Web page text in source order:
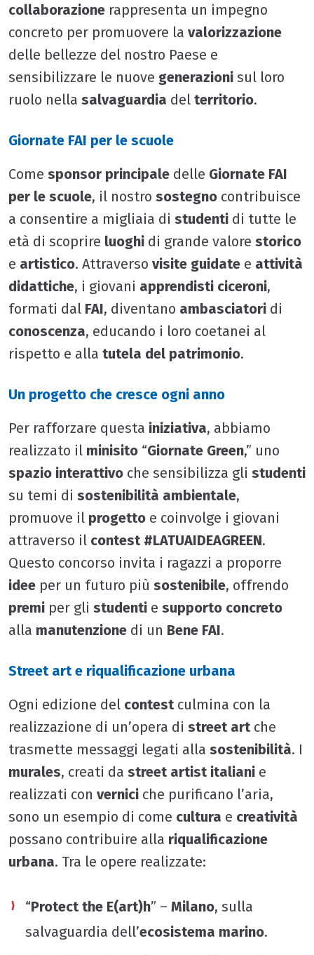
collaborazione rappresenta un impegno
concreto per promuovere la valorizzazione
delle bellezze del nostro Paese e
sensibilizzare le nuove generazioni sul loro
ruolo nella salvaguardia del territorio.
Giornate FAI per le scuole
Come sponsor principale delle Giornate FAI
per le scuole, il nostro sostegno contribuisce
a consentire a migliaia di studenti di tutte le
età di scoprire luoghi di grande valore storico
e artistico. Attraverso visite guidate e attività
didattiche, i giovani apprendisti ciceroni,
formati dal FAI, diventano ambasciatori di
conoscenza, educando i loro coetanei al
rispetto e alla tutela del patrimonio.
Un progetto che cresce ogni anno
Per rafforzare questa iniziativa, abbiamo
realizzato il minisito “Giornate Green,” uno
spazio interattivo che sensibilizza gli studenti
su temi di sostenibilità ambientale,
promuove il progetto e coinvolge i giovani
attraverso il contest #LATUAIDEAGREEN.
Questo concorso invita i ragazzi a proporre
idee per un futuro più sostenibile, offrendo
premi per gli studenti e supporto concreto
alla manutenzione di un Bene FAI.
Street art e riqualificazione urbana
Ogni edizione del contestculmina con la
realizzazione di un’opera di street artche
trasmette messaggi legati alla sostenibilità. I
murales, creati da street artist italiani e
realizzati con vernici che purificano l’aria,
sono un esempio di come cultura e creatività
possano contribuire alla riqualificazione
urbana. Tra le opere realizzate:
“Protect the E(art)h” – Milano, sulla
salvaguardia dell’ecosistema marino.